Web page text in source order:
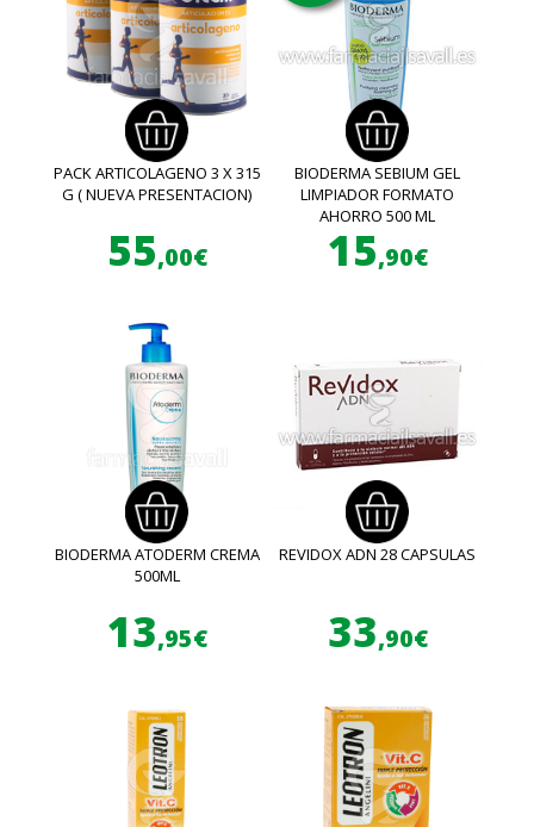
PACK ARTICOLAGENO 3 X 315
G ( NUEVA PRESENTACION)
55,00€
BIODERMA SEBIUM GEL
LIMPIADOR FORMATO
AHORRO 500 ML
15,90€
BIODERMA ATODERM CREMA
500ML
13,95€
REVIDOX ADN 28 CAPSULAS
33,90€